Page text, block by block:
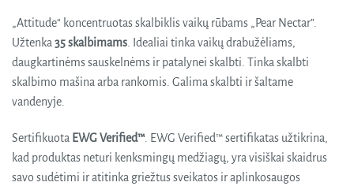
„Attitude“ koncentruotas skalbiklis vaikų rūbams „Pear Nectar”.
Užtenka35 skalbimams. Idealiai tinka vaikų drabužėliams,
daugkartinėms sauskelnėms ir patalynei skalbti. Tinka skalbti
skalbimo mašina arba rankomis. Galima skalbti ir šaltame
vandenyje.
Sertifikuota EWG Verified™ . EWG Verified™ sertifikatas užtikrina,
kad produktas neturi kenksmingų medžiagų, yra visiškai skaidrus
savo sudėtimi ir atitinka griežtus sveikatos ir aplinkosaugos